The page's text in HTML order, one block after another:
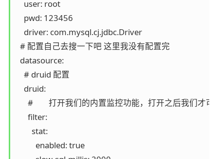
    user: root
    pwd: 123456
    driver: com.mysql.cj.jdbc.Driver
  # 配置自己去搜一下吧 这里我没有配置完
  datasource:
    # druid 配置
    druid:
#        打开我们的内置监控功能，打开之后我们
      filter:
        stat:
          enabled: true